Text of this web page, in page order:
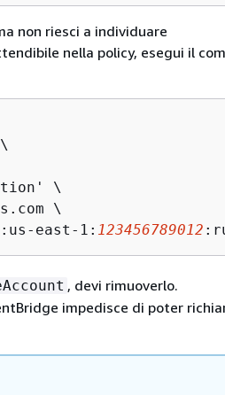
non riesci a individuare
nella policy, esegui il
\
\
\
east-1: 123456789012
, devi rimuoverlo.
impedisce di poter